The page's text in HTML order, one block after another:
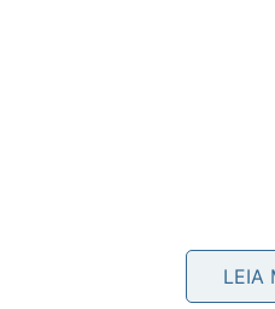
Como preparar
LEIA